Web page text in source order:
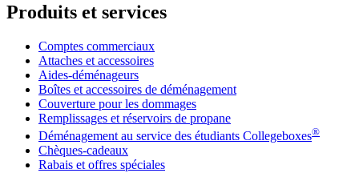
Produits et services
Comptes commerciaux
Attaches et accessoires
Aides-déménageurs
Boîtes et accessoires de déménagement
Couverture pour les dommages
Remplissages et réservoirs de propane
Déménagement au service des étudiants Collegeboxes®
Chèques-cadeaux
Rabais et offres spéciales